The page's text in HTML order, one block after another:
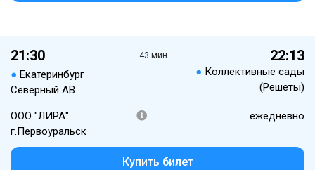
21:30
● Екатеринбург
Северный АВ
43 мин. 22:13
● Коллективные сады
(Решеты)
ООО "ЛИРА"
г.Первоуральск
ежедневно
Купить билет